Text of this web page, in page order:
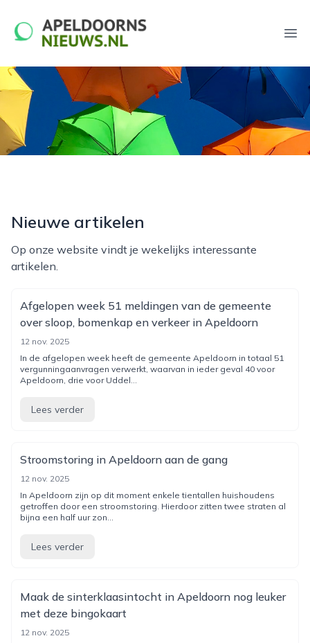
apeldoornsnieuws.nl
Nieuwe artikelen
Op onze website vindt je wekelijks interessante
artikelen.
Afgelopen week 51 meldingen van de gemeente
over sloop, bomenkap en verkeer in Apeldoorn
12 nov. 2025
In de afgelopen week heeft de gemeente Apeldoorn in totaal 51
vergunningaanvragen verwerkt, waarvan in ieder geval 40 voor
Apeldoorn, drie voor Uddel...
Lees verder
Stroomstoring in Apeldoorn aan de gang
12 nov. 2025
In Apeldoorn zijn op dit moment enkele tientallen huishoudens
getroffen door een stroomstoring. Hierdoor zitten twee straten al
bijna een half uur zon...
Lees verder
Maak de sinterklaasintocht in Apeldoorn nog leuker
met deze bingokaart
12 nov. 2025